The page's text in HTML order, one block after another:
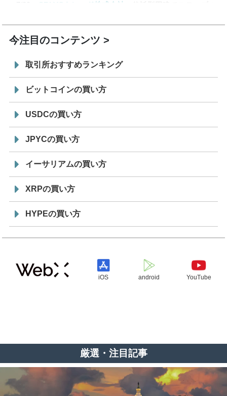
7/29
SBI VCトレード株式会社
信託型円建てステーブル
今注目のコンテンツ
取引所おすすめランキング
ビットコインの買い方
USDCの買い方
JPYCの買い方
イーサリアムの買い方
XRPの買い方
HYPEの買い方
iOS android YouTube
厳選・注目記事